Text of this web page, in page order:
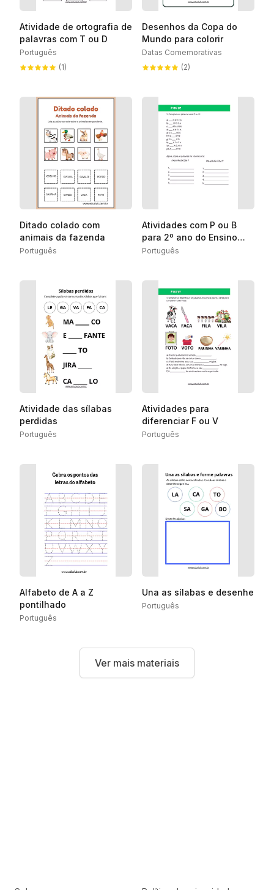
Atividade de ortografia de
palavras com T ou D
Português
(1)
Desenhos da Copa do
Mundo para colorir
Datas Comemorativas
(2)
Ditado colado com
animais da fazenda
Português
Atividades com P ou B
para 2º ano do Ensino
Fundamental
Português
Atividade das sílabas
perdidas
Português
Atividades para
diferenciar F ou V
Português
Alfabeto de A a Z
pontilhado
Português
Una as sílabas e desenhe
Português
Ver mais materiais